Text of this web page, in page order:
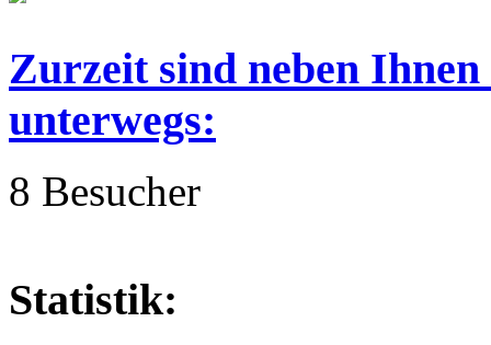
Zurzeit sind neben
unterwegs:
8 Besucher
Statistik: